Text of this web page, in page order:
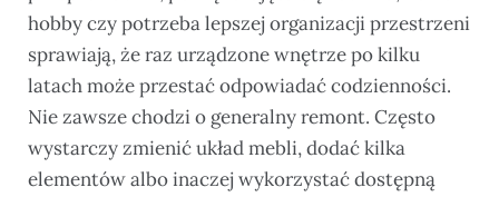
hobby czy potrzeba lepszej organizacji przestrzeni
sprawiają, że raz urządzone wnętrze po kilku
latach może przestać odpowiadać codzienności.
Nie zawsze chodzi o generalny remont. Często
wystarczy zmienić układ mebli, dodać kilka
elementów albo inaczej wykorzystać dostępną